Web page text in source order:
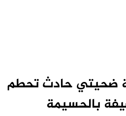
ضحيتي حادث تحطم
بالحسيمة